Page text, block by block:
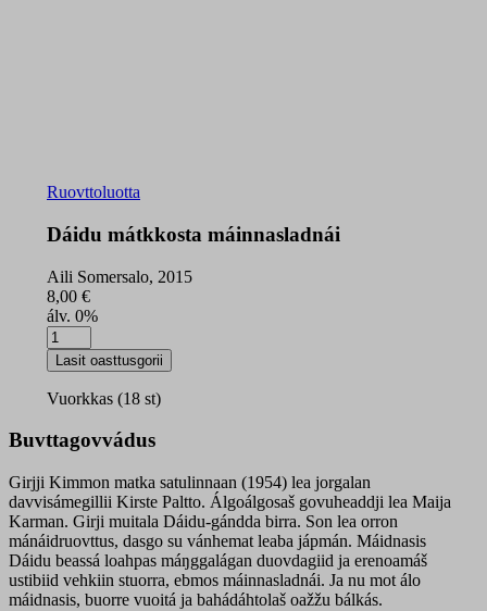
Ruovttoluotta
Dáidu mátkkosta máinnasladnái
Aili Somersalo, 2015
8,00 €
álv. 0%
Dáidu
mátkkosta
máinnasladnái
quantity
Lasit oasttusgorii
Vuorkkas (18 st)
Buvttagovvádus
Girjji Kimmon matka satulinnaan (1954) lea jorgalan
davvisámegillii Kirste Paltto. Álgoálgosaš govuheaddji lea Maija
Karman. Girji muitala Dáidu-gándda birra. Son lea orron
mánáidruovttus, dasgo su vánhemat leaba jápmán. Máidnasis
Dáidu beassá loahpas máŋggalágan duovdagiid ja erenoamáš
ustibiid vehkiin stuorra, ebmos máinnasladnái. Ja nu mot álo
máidnasis, buorre vuoitá ja bahádáhtolaš oažžu bálkás.